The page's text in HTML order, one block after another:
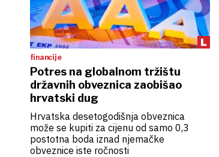
financije
Potres na globalnom tržištu
državnih obveznica zaobišao
hrvatski dug
Hrvatska desetogodišnja obveznica
može se kupiti za cijenu od samo 0,3
postotna boda iznad njemačke
obveznice iste ročnosti